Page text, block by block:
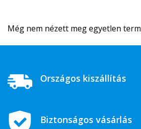
Még nem nézett meg egyetlen
Országos kiszállítás
Biztonságos vásárlás